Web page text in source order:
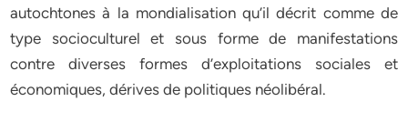
autochtones à la mondialisation qu’il décrit comme de
type socioculturel et sous forme de manifestations
contre diverses formes d’exploitations sociales et
économiques, dérives de politiques néolibéral.